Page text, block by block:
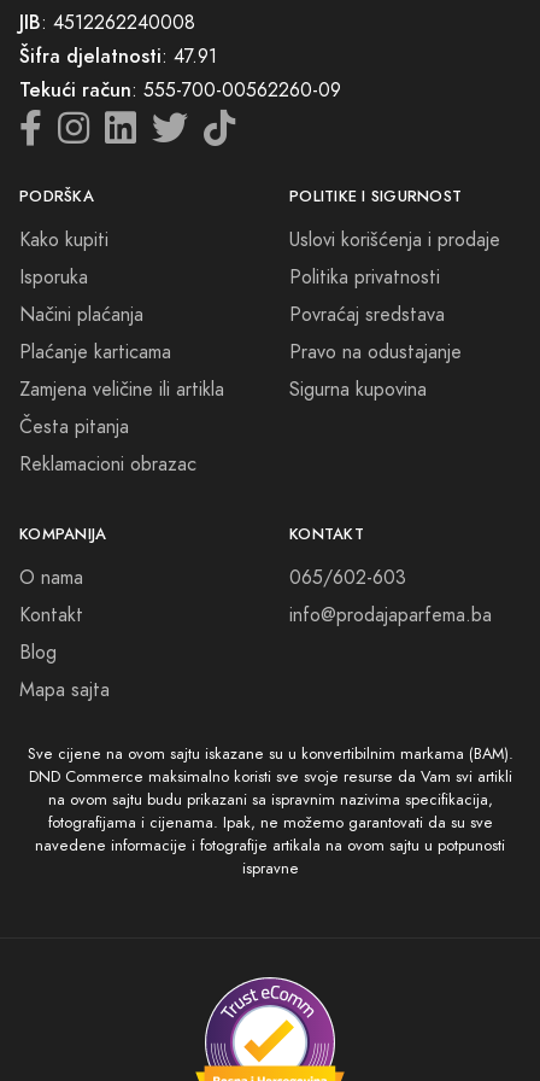
zaštitni znak samo je nekoliko klikova daleko. Dopustite da Parfimerija
Odžak bude vaš vodič kroz svijet parfema, gdje je svaki miris ključ za
novu dimenziju doživljaja.
JIB: 4512262240008
Šifra djelatnosti: 47.91
Tekući račun: 555-700-00562260-09
PODRŠKA
Kako kupiti
Isporuka
Načini plaćanja
Plaćanje karticama
Zamjena veličine ili artikla
Česta pitanja
Reklamacioni obrazac
POLITIKE I SIGURNOST
Uslovi korišćenja i prodaje
Politika privatnosti
Povraćaj sredstava
Pravo na odustajanje
Sigurna kupovina
KOMPANIJA
O nama
Kontakt
Blog
Mapa sajta
KONTAKT
065/602-603
info@prodajaparfema.ba
Sve cijene na ovom sajtu iskazane su u konvertibilnim markama (BAM).
DND Commerce maksimalno koristi sve svoje resurse da Vam svi artikli
na ovom sajtu budu prikazani sa ispravnim nazivima specifikacija,
fotografijama i cijenama. Ipak, ne možemo garantovati da su sve
navedene informacije i fotografije artikala na ovom sajtu u potpunosti
ispravne